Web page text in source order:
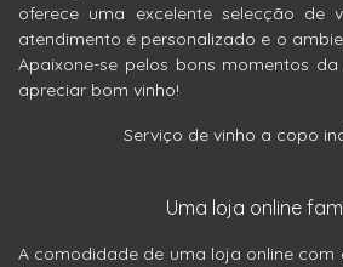
oferece uma excelente selecção de
atendimento é personalizado e o
Apaixone-se pelos bons momentos
apreciar bom vinho!
Serviço de vinho a copo
Uma loja online
A comodidade de uma loja online